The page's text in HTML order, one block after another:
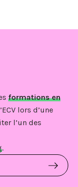
formations en
lors d’une
l’un des
.